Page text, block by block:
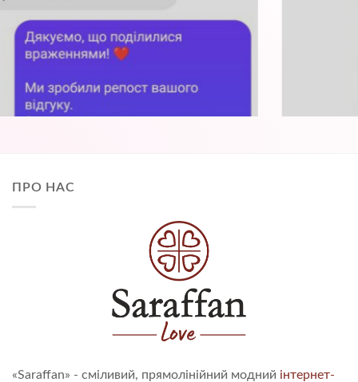
ПРО НАС
«Saraffan» - сміливий, прямолінійний модний інтернет-